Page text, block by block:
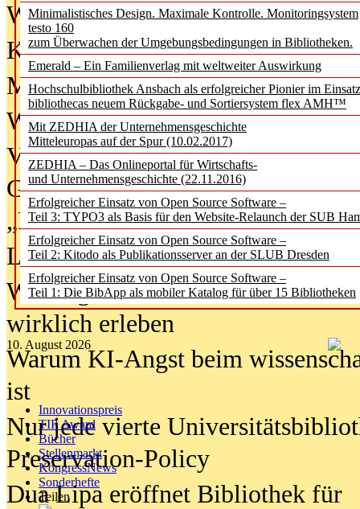
Minimalistisches Design. Maximale Kontrolle. Monitoringsystem
testo 160
zum Überwachen der Umgebungsbedingungen in Bibliotheken.
Emerald – Ein Familienverlag mit weltweiter Auswirkung
Hochschulbibliothek Ansbach als erfolgreicher Pionier im
bibliothecas neuem Rückgabe- und Sortiersystem flex AMH™
Mit ZEDHIA der Unternehmensgeschichte
Mitteleuropas auf der Spur (10.02.2017)
ZEDHIA – Das Onlineportal für Wirtschafts-
und Unternehmensgeschichte (22.11.2016)
Erfolgreicher Einsatz von Open Source Software –
Teil 3: TYPO3 als Basis für den Website-Relaunch der SUB
Erfolgreicher Einsatz von Open Source Software –
Teil 2: Kitodo als Publikationsserver an der SLUB Dresden
Erfolgreicher Einsatz von Open Source Software –
Teil 1: Die BibApp als mobiler Katalog für über 15 Bibliotheken
10. August 2026
Innovationspreis
TIP Award
Bücher
Stellenmarkt
KongressNews
Sonderhefte
Teilen
Was Hochschul­bibliotheken von
Kinder in der digitalen Welt
Metadaten als Infrastruktur
Wenn Bots katalogisieren
Von Abschlusskleidern bis
Geisterjagd-Ausrüstung in der
„Library of Things“ unterwegs
Lesen als Infrastrukturaufgabe
Wie Jugendliche Social Media
wirklich erleben
Warum KI-Angst beim
ist
Nur jede vierte
Preservation-Policy
Dua Lipa eröffnet Bibliothek für